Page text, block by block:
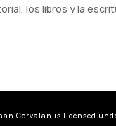
los libros y la
Corvalan is licensed